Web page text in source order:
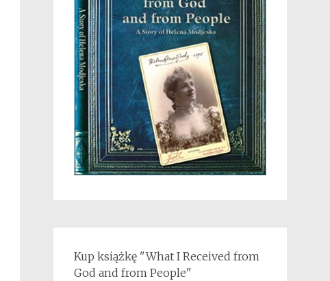
Kup książkę "What I Received from
God and from People"